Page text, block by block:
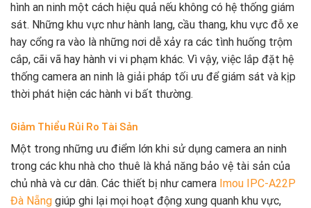
hình an ninh một cách hiệu quả nếu không có hệ thống giám
sát. Những khu vực như hành lang, cầu thang, khu vực đỗ xe
hay cổng ra vào là những nơi dễ xảy ra các tình huống trộm
cắp, cãi vã hay hành vi vi phạm khác. Vì vậy, việc lắp đặt hệ
thống camera an ninh là giải pháp tối ưu để giám sát và kịp
thời phát hiện các hành vi bất thường.
Giảm Thiểu Rủi Ro Tài Sản
Một trong những ưu điểm lớn khi sử dụng camera an ninh
trong các khu nhà cho thuê là khả năng bảo vệ tài sản của
chủ nhà và cư dân. Các thiết bị như camera Imou IPC-A22P
Đà Nẵng giúp ghi lại mọi hoạt động xung quanh khu vực,